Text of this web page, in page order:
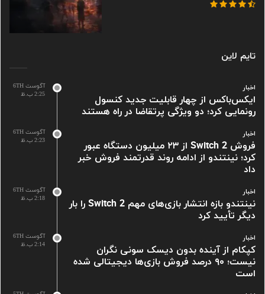
تایم لاین
آگوست 6TH
2:25 ب.ظ
اخبار
ایکس‌باکس از چهار قابلیت جدید کنسول
رونمایی کرد؛ دو ویژگی پرتقاضا در راه هستند
آگوست 6TH
2:23 ب.ظ
اخبار
فروش Switch 2 از ۲۳ میلیون دستگاه عبور
کرد؛ نینتندو از ادامه روند قدرتمند فروش خبر
داد
آگوست 6TH
2:18 ب.ظ
اخبار
نینتندو بازه انتشار بازی‌های مهم Switch 2 را بار
دیگر تأیید کرد
آگوست 6TH
2:14 ب.ظ
اخبار
کپکام از آینده بدون دیسک سونی نگران
نیست؛ ۹۰ درصد فروش بازی‌ها دیجیتالی شده
است